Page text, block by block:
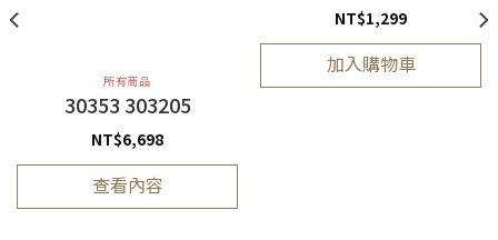
所有商品
30353 303205
NT$6,698
查看內容
NT$1,299
加入購物車